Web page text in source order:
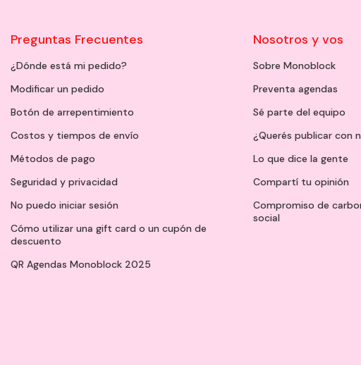
Preguntas Frecuentes
¿Dónde está mi pedido?
Modificar un pedido
Botón de arrepentimiento
Costos y tiempos de envío
Métodos de pago
Seguridad y privacidad
No puedo iniciar sesión
Cómo utilizar una gift card o un cupón de
descuento
QR Agendas Monoblock 2025
Nosotros y vos
Sobre Monoblock
Preventa agendas
Sé parte del equipo
¿Querés publicar con
Lo que dice la gente
Compartí tu opinión
Compromiso de
social